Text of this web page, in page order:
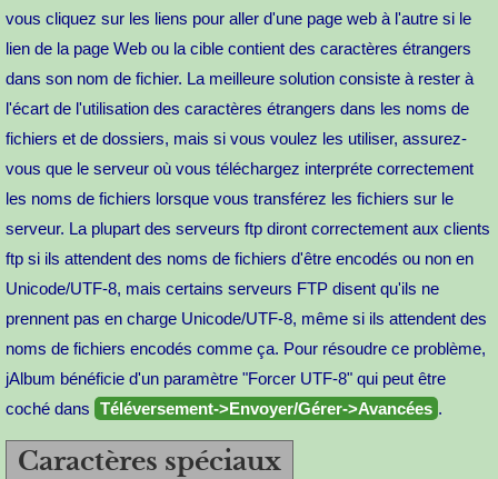
vous cliquez sur les liens pour aller d'une page web à l'autre si le
lien de la page Web ou la cible contient des caractères étrangers
dans son nom de fichier. La meilleure solution consiste à rester à
l'écart de l'utilisation des caractères étrangers dans les noms de
fichiers et de dossiers, mais si vous voulez les utiliser, assurez-
vous que le serveur où vous téléchargez interpréte correctement
les noms de fichiers lorsque vous transférez les fichiers sur le
serveur. La plupart des serveurs ftp diront correctement aux clients
ftp si ils attendent des noms de fichiers d'être encodés ou non en
Unicode/UTF-8, mais certains serveurs FTP disent qu'ils ne
prennent pas en charge Unicode/UTF-8, même si ils attendent des
noms de fichiers encodés comme ça. Pour résoudre ce problème,
jAlbum bénéficie d'un paramètre "Forcer UTF-8" qui peut être
coché dans Téléversement->Envoyer/Gérer->Avancées .
Caractères spéciaux